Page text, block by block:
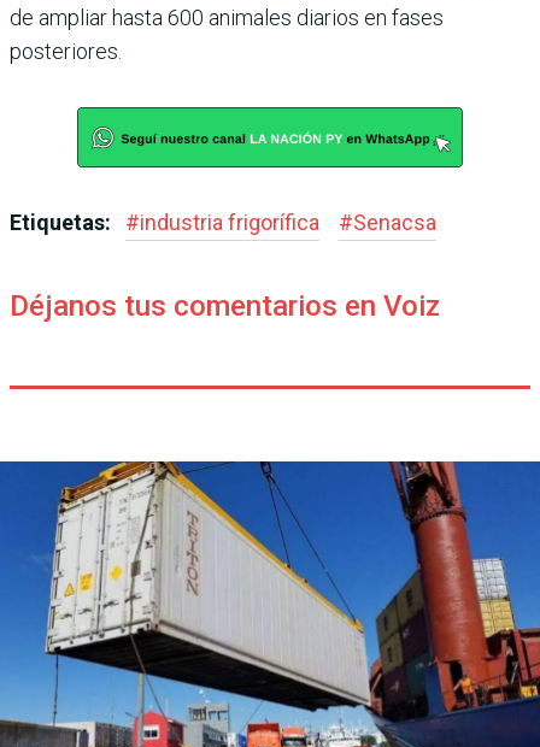
de ampliar hasta 600 animales diarios en fases
posteriores.
Etiquetas: #industria frigorífica #Senacsa
Déjanos tus comentarios en Voiz